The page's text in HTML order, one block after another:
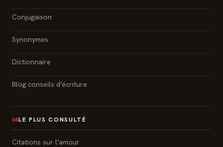
Conjugaison
Synonymes
Dictionnaire
Blog conseils d'écriture
04LE PLUS CONSULTÉ
Citations sur l'amour